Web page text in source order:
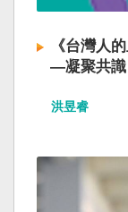
《台灣人
—凝聚共識
洪昱睿